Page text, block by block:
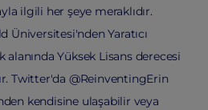
ilgili her şeye meraklıdır.
Üniversitesi'nden Yaratıcı
alanında Yüksek Lisans derecesi
Twitter'da @ReinventingErin
kendisine ulaşabilir veya